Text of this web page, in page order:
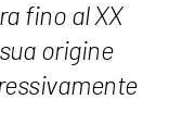
fino al XX
origine